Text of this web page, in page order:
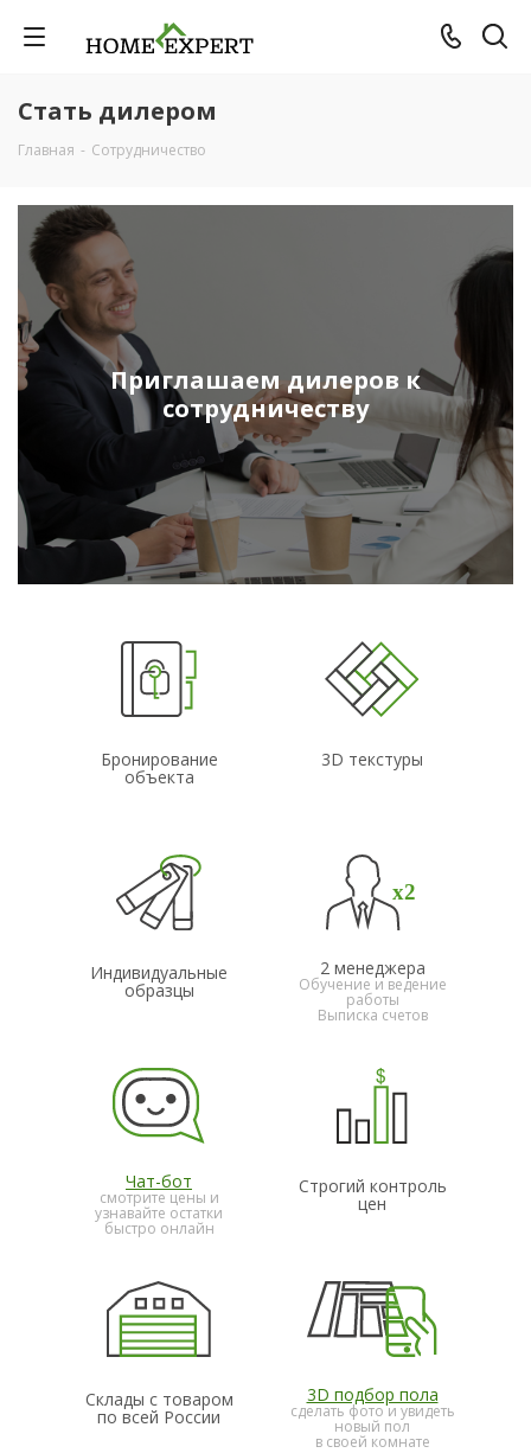
Стать дилером
Главная - Сотрудничество
Приглашаем дилеров к
сотрудничеству
Бронирование
объекта
3D текстуры
Индивидуальные
образцы
2 менеджера
Обучение и ведение
работы
Выписка счетов
Чат-бот
смотрите цены и
узнавайте остатки
быстро онлайн
Строгий контроль
цен
Склады с товаром
по всей России
3D подбор пола
сделать фото и увидеть
новый пол
в своей комнате